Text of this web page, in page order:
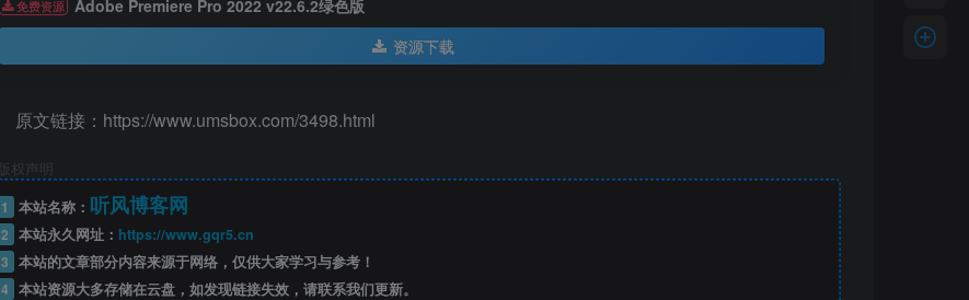
免费资源 Adobe Premiere Pro 2022 v22.6.2绿色版
资源下载
原文链接：https://www.umsbox.com/3498.html
版权声明
1
本站名称： 听风博客网
2 本站永久网址： https://www.gqr5.cn
3 本站的文章部分内容来源于网络，仅供大家学习与参考！
4 本站资源大多存储在云盘，如发现链接失效，请联系我们更新。